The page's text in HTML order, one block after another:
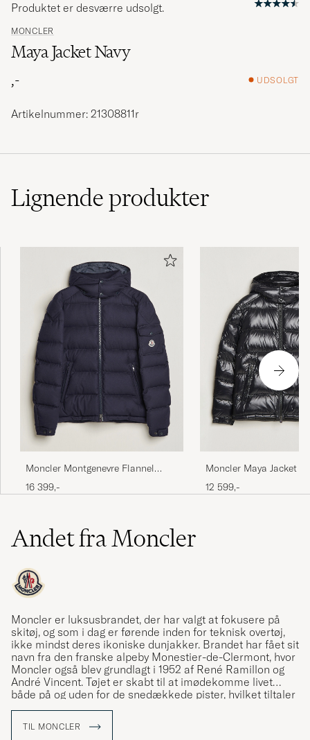
MONCLER
Maya Jacket Navy
,-
UDSOLGT
Produktet er desværre udsolgt.
Artikelnummer: 21308811r
Lignendeprodukter
Moncler Montgenevre Flannel
Down Jacket Navy
16 399,-
Moncler Maya Jacket
12 599,-
Andet fra Moncler
Moncler er luksusbrandet, der har valgt at fokusere på
skitøj, og som i dag er førende inden for teknisk overtøj,
ikke mindst deres ikoniske dunjakker. Brandet har fået sit
navn fra den franske alpeby Monestier-de-Clermont, hvor
Moncler også blev grundlagt i 1952 af René Ramillon og
André Vincent. Tøjet er skabt til at imødekomme livet
både på og uden for de snedækkede pister, hvilket tiltaler
såvel vintersportsentusiaster som bymennesker. Care of
nøje udvalgt sortiment af brandets ikoniske styles.
TIL MONCLER